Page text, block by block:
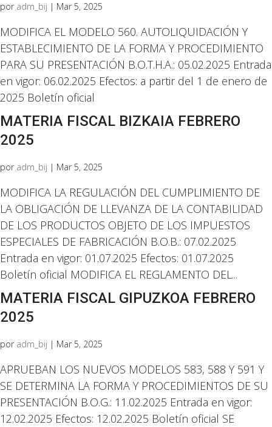
por adm_bij | Mar 5, 2025
MODIFICA EL MODELO 560. AUTOLIQUIDACIÓN Y
ESTABLECIMIENTO DE LA FORMA Y PROCEDIMIENTO
PARA SU PRESENTACIÓN B.O.T.H.A.: 05.02.2025 Entrada
en vigor: 06.02.2025 Efectos: a partir del 1 de enero de
2025 Boletín oficial
MATERIA FISCAL BIZKAIA FEBRERO
2025
por adm_bij | Mar 5, 2025
MODIFICA LA REGULACIÓN DEL CUMPLIMIENTO DE
LA OBLIGACIÓN DE LLEVANZA DE LA CONTABILIDAD
DE LOS PRODUCTOS OBJETO DE LOS IMPUESTOS
ESPECIALES DE FABRICACIÓN B.O.B.: 07.02.2025
Entrada en vigor: 01.07.2025 Efectos: 01.07.2025
Boletín oficial MODIFICA EL REGLAMENTO DEL...
MATERIA FISCAL GIPUZKOA FEBRERO
2025
por adm_bij | Mar 5, 2025
APRUEBAN LOS NUEVOS MODELOS 583, 588 Y 591 Y
SE DETERMINA LA FORMA Y PROCEDIMIENTOS DE SU
PRESENTACIÓN B.O.G.: 11.02.2025 Entrada en vigor:
12.02.2025 Efectos: 12.02.2025 Boletín oficial SE